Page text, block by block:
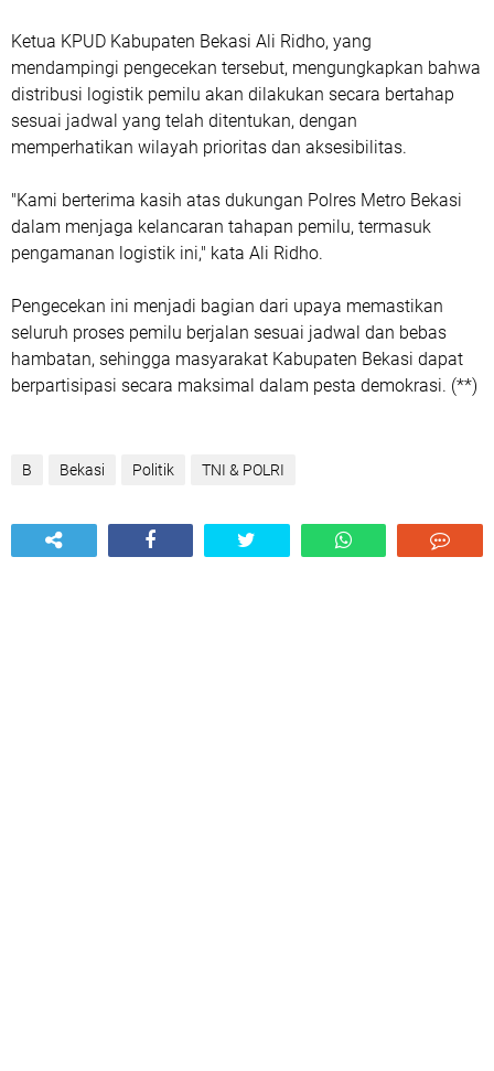
Ketua KPUD Kabupaten Bekasi Ali Ridho, yang
mendampingi pengecekan tersebut, mengungkapkan bahwa
distribusi logistik pemilu akan dilakukan secara bertahap
sesuai jadwal yang telah ditentukan, dengan
memperhatikan wilayah prioritas dan aksesibilitas.
"Kami berterima kasih atas dukungan Polres Metro Bekasi
dalam menjaga kelancaran tahapan pemilu, termasuk
pengamanan logistik ini," kata Ali Ridho.
Pengecekan ini menjadi bagian dari upaya memastikan
seluruh proses pemilu berjalan sesuai jadwal dan bebas
hambatan, sehingga masyarakat Kabupaten Bekasi dapat
berpartisipasi secara maksimal dalam pesta demokrasi. (**)
B Bekasi Politik TNI & POLRI